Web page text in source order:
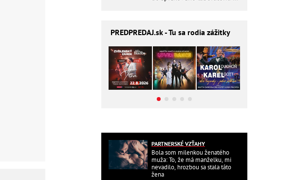
PREDPREDAJ.sk - Tu sa rodia zážitky
PARTNERSKÉ VZŤAHY
Bola som milenkou ženatého
muža: To, že má manželku, mi
nevadilo, hrozbou sa stala táto
žena